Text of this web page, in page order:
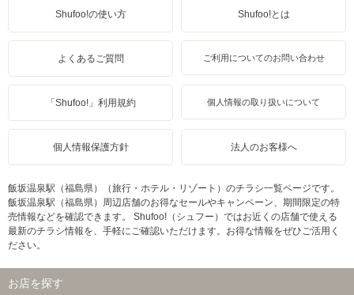
Shufoo!の使い方 Shufoo!とは
よくあるご質問 ご利用についてのお問い合わせ
「Shufoo!」利用規約 個人情報の取り扱いについて
個人情報保護方針 法人のお客様へ
飯坂温泉駅（福島県）（旅行・ホテル・リゾート）のチラシ一覧ページです。
飯坂温泉駅（福島県）周辺店舗のお得なセールやキャンペーン、期間限定の特
売情報などを確認できます。 Shufoo!（シュフー）ではお近くの店舗で使える
最新のチラシ情報を、手軽にご確認いただけます。お得な情報をぜひご活用く
ださい。
お店を探す